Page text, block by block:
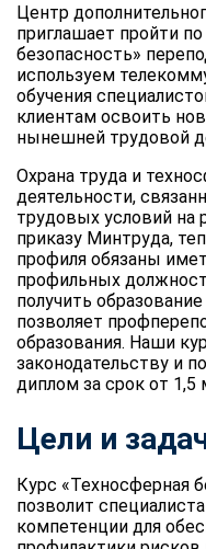
Центр
приглашает пройти
безопасность»
используем
обучения
клиентам освоить
нынешней трудовой
Охрана труда и
деятельности,
трудовых условий на
приказу Минтруда,
профиля обязаны
профильных
получить
позволяет
образования. Наши
законодательству и
диплом за срок от 1,5
Цели и
Курс «Техносферная
позволит
компетенции для